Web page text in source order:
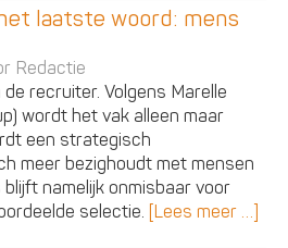
laatste woord: mens
Redactie
recruiter. Volgens Marelle
wordt het vak alleen maar
een strategisch
meer bezighoudt met mensen
blijft namelijk onmisbaar voor
selectie. [Lees meer …]